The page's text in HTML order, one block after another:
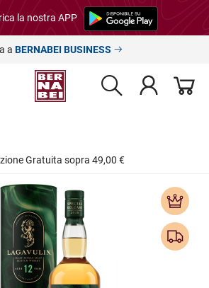
la nostra APP
a BERNABEI BUSINESS
Gratuita sopra 49,00 €